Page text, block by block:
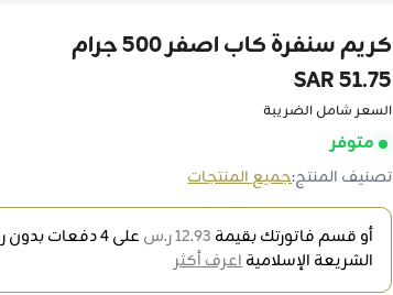
كريم سنفرة كاب اصفر 500 جرام
51.75 SAR
السعر شامل الضريبة
متوفر
تصنيف المنتج:جميع المنتجات
أو قسم فاتورتك بقيمة 12.93 ر.س على4دفعات بدون
الشريعة الإسلاميةاعرف أكثر